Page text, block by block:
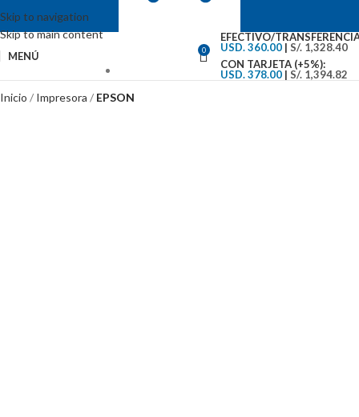
Skip to navigation
Skip to main content
MENÚ 0
EFECTIVO/
USD. 360.00 | S/. 1,328.40
CON TARJETA (+5%):
USD. 378.00 | S/. 1,394.82
Inicio Impresora EPSON